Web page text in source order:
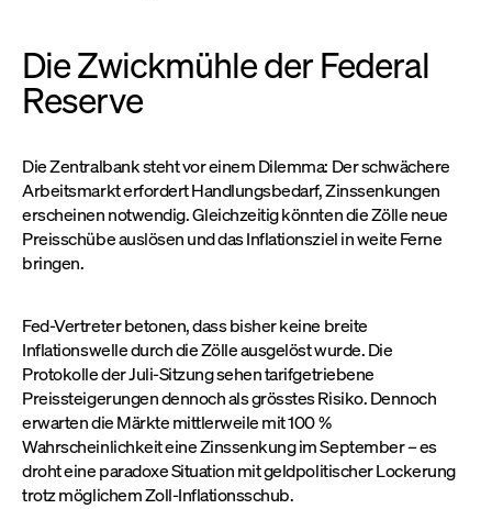
Die Zwickmühle der Federal
Reserve
Die Zentralbank steht vor einem Dilemma: Der schwächere
Arbeitsmarkt erfordert Handlungsbedarf, Zinssenkungen
erscheinen notwendig. Gleichzeitig könnten die Zölle neue
Preisschübe auslösen und das Inflationsziel in weite Ferne
bringen.
Fed-Vertreter betonen, dass bisher keine breite
Inflationswelle durch die Zölle ausgelöst wurde. Die
Protokolle der Juli-Sitzung sehen tarifgetriebene
Preissteigerungen dennoch als grösstes Risiko. Dennoch
erwarten die Märkte mittlerweile mit 100 %
Wahrscheinlichkeit eine Zinssenkung im September – es
droht eine paradoxe Situation mit geldpolitischer Lockerung
trotz möglichem Zoll-Inflationsschub.